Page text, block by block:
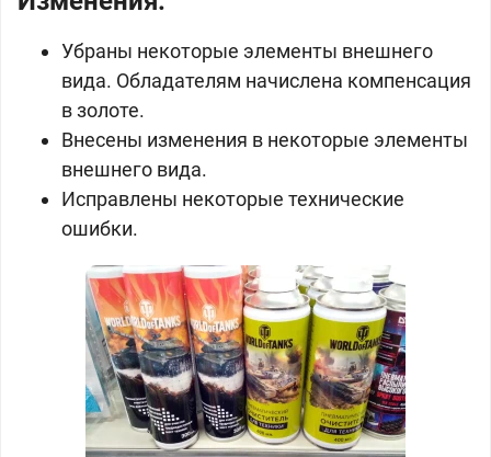
Убраны некоторые элементы внешнего
вида. Обладателям начислена компенсация
в золоте.
Внесены изменения в некоторые элементы
внешнего вида.
Исправлены некоторые технические
ошибки.